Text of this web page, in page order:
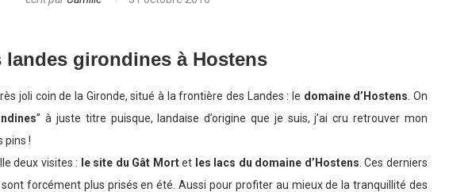
landes girondines à Hostens
joli coin de la Gironde, situé à la frontière des Landes : le domaine d’Hostens . On
” à juste titre puisque, landaise d’origine que je suis, j’ai cru retrouver mon
pins !
deux visites :
le site du Gât Mortet les lacs du domaine d’ Hostens . Ces derniers
forcément plus prisés en été. Aussi pour profiter au mieux de la tranquillité des